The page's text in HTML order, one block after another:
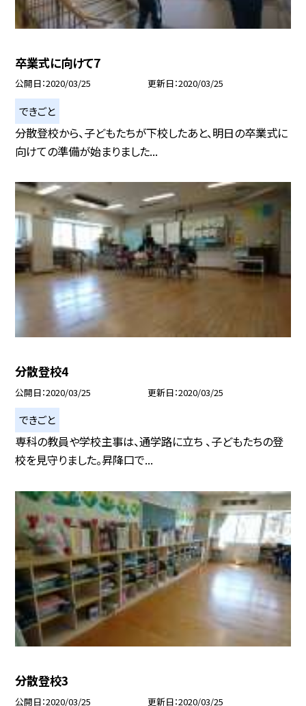
卒業式に向けて7
公開日 2020/03/25 更新日 2020/03/25
できごと
分散登校から、子どもたちが下校したあと、明日の卒業式に
向けての準備が始まりました...
分散登校4
公開日 2020/03/25 更新日 2020/03/25
できごと
専科の教員や学校主事は、通学路に立ち 、子どもたちの登
校を見守りました。昇降口で...
分散登校3
公開日 2020/03/25 更新日 2020/03/25